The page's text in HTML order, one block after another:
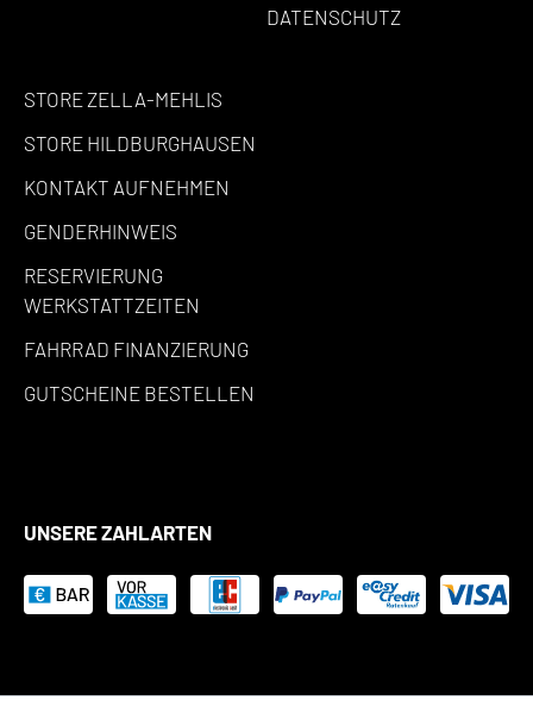
DATENSCHUTZ
STORE ZELLA-MEHLIS
STORE HILDBURGHAUSEN
KONTAKT AUFNEHMEN
GENDERHINWEIS
RESERVIERUNG
WERKSTATTZEITEN
FAHRRAD FINANZIERUNG
GUTSCHEINE BESTELLEN
UNSERE ZAHLARTEN